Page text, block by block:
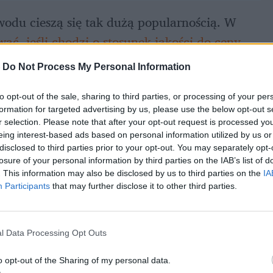
Do Not Process My Personal Information
opt-out of the sale, sharing to third parties, or processing of your
for targeted advertising by us, please use the below opt-out
selection. Please note that after your opt-out request is processed
interest-based ads based on personal information utilized by us
to third parties prior to your opt-out. You may separately
of your personal information by third parties on the IAB’s list of
This information may also be disclosed by us to third parties on the
Participants that may further disclose it to other third parties.
Data Processing Opt Outs
opt-out of the Sharing of my personal data.
cieszą się tak dużą popularnością. W
jeśli chodzi o stosunek jakości do ceny.
i pięcioma gwiazdkami można
ofertach last minute poza szczytem sezonu
na zwiedzanie czy zakupy to zupełnie
? Do wyboru są trzy opcje – liry, euro lub